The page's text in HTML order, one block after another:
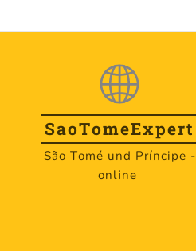
SaoTomeExpert
São Tomé und Príncipe -
online